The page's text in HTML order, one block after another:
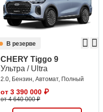
В резерве
CHERY Tiggo 9
Ультра / Ultra
2.0, Бензин, Автомат, Полный
от 3 390 000 ₽
от 4 640 000 ₽